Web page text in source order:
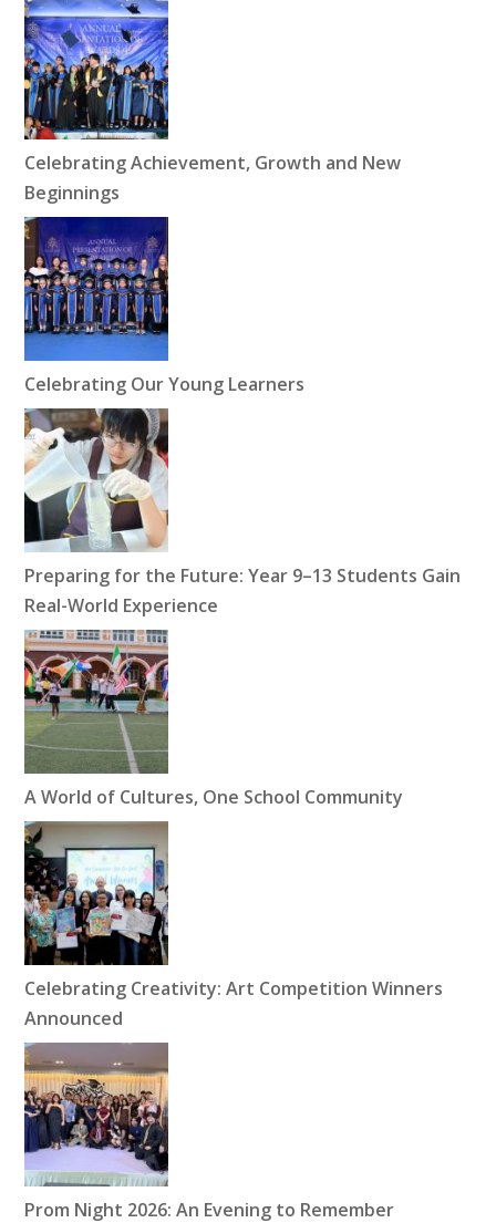
Celebrating Achievement, Growth and New
Beginnings
Celebrating Our Young Learners
Preparing for the Future: Year 9–13 Students Gain
Real-World Experience
A World of Cultures, One School Community
Celebrating Creativity: Art Competition Winners
Announced
Prom Night 2026: An Evening to Remember